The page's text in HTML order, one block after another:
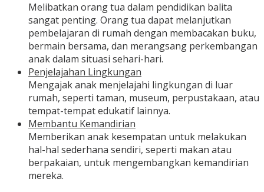
Melibatkan orang tua dalam pendidikan balita
sangat penting. Orang tua dapat melanjutkan
pembelajaran di rumah dengan membacakan buku,
bermain bersama, dan merangsang perkembangan
anak dalam situasi sehari-hari.
Penjelajahan Lingkungan
Mengajak anak menjelajahi lingkungan di luar
rumah, seperti taman, museum, perpustakaan, atau
tempat-tempat edukatif lainnya.
Membantu Kemandirian
Memberikan anak kesempatan untuk melakukan
hal-hal sederhana sendiri, seperti makan atau
berpakaian, untuk mengembangkan kemandirian
mereka.